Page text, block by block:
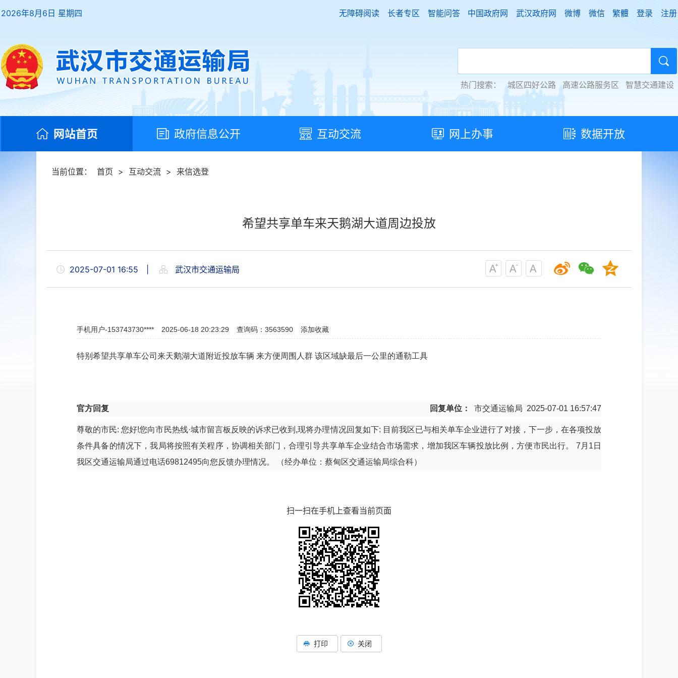
2026年8月6日 星期四 无障碍阅读 长者专区 智能问答 中国政府网 武汉政府网 微博 微信 繁體 登录 注册
热门搜索： 城区四好公路 高速公路服务区 智慧交通建设
网站首页 政府信息公开 互动交流 网上办事 数据开放
当前位置： 首页 > 互动交流 > 来信选登
希望共享单车来天鹅湖大道周边投放
2025-07-01 16:55 武汉市交通运输局
手机用户-153743730**** 2025-06-18 20:23:29 查询码：3563590 添加收藏
特别希望共享单车公司来天鹅湖大道附近投放车辆 来方便周围人群 该区域缺最后一公里的通勒工具
官方回复 回复单位： 市交通运输局 2025-07-01 16:57:47
尊敬的市民: 您好!您向市民热线·城市留言板反映的诉求已收到,现将办理情况回复如下: 目前我区已与相关单车企业进行了对接，下一步，在各项投放
条件具备的情况下，我局将按照有关程序，协调相关部门，合理引导共享单车企业结合市场需求，增加我区车辆投放比例，方便市民出行。 7月1日
我区交通运输局通过电话69812495向您反馈办理情况。 （经办单位：蔡甸区交通运输局综合科）
扫一扫在手机上查看当前页面
打印 关闭